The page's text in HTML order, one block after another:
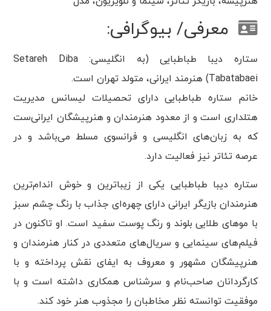
معرفی/ بیوگرافی:
ستاره دیبا طباطبایی (به انگلیسی: Setareh Diba
Tabatabaei) هنرمند ایرانی، متولد تهران است.
خانم ستاره طباطبایی دارای تحصیلات لیسانس مدیریت
هتلداری است و از معدود هنرمندان و هنرپیشگان ایرانی‌ست
که به زبان‌های انگلیسی و فرانسوی مسلط می‌باشد و در
عرصه تئاتر نیز فعالیت دارد.
ستاره دیبا طباطبایی یکی از زیباترین و خوش اندام‌ترین
هنرمندان بازیگر ایرانی دارای چهره‌ای جذاب با رنگ چشم سبز
با موهای طلایی بلوند و رنگ پوست سفید است. او تاکنون در
فیلم‌های سینمایی و سریال‌های متعددی در کنار هنرمندان و
هنرپیشگان مشهور و معروف به ایفای نقش پرداخته و با
کارگردانان صاحب‌نام و سرشناس همکاری داشته است و با
موفقیت توانسته نظر مخاطبان را مجذوب هنر خود کند.